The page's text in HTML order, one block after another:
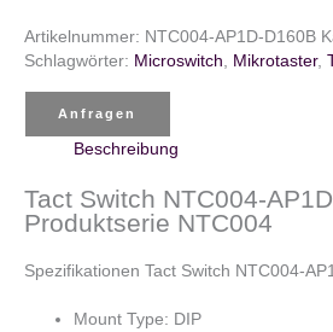
Artikelnummer: NTC004-AP1D-D160B
Schlagwörter: Microswitch, Mikrotaster,
Anfragen
Beschreibung
Tact Switch NTC004-
Produktserie NTC004
Spezifikationen Tact Switch NTC004-
Mount Type: DIP